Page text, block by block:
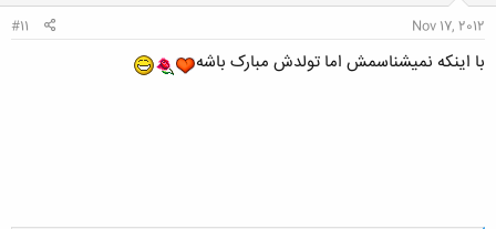
Nov 17, 2012
#11
با اینکه نمیشناسمش اما تولدش مبارک باشه